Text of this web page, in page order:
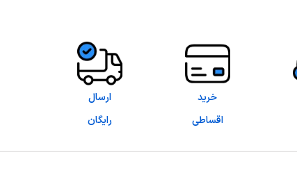
خرید
اقساطی
ارسال
رایگان